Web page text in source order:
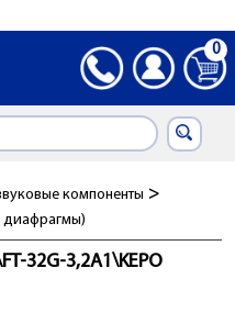
0
компоненты >
диафрагмы)
32G-3,2A1\KEPO